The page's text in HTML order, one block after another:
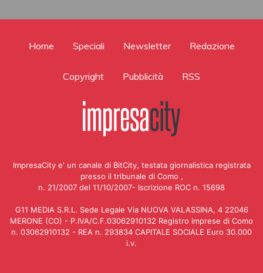
Home Speciali Newsletter Redazione
Copyright Pubblicità RSS
ImpresaCity e' un canale di BitCity, testata giornalistica registrata
presso il tribunale di Como ,
n. 21/2007 del 11/10/2007- Iscrizione ROC n. 15698
G11 MEDIA S.R.L. Sede Legale Via NUOVA VALASSINA, 4 22046
MERONE (CO) - P.IVA/C.F.03062910132 Registro imprese di Como
n. 03062910132 - REA n. 293834 CAPITALE SOCIALE Euro 30.000
i.v.